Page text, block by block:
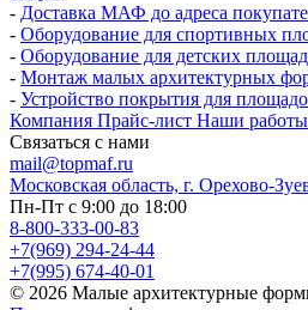
- Доставка МАФ до адреса
- Оборудование для спортивных
- Оборудование для детских
- Монтаж малых архитектурных
- Устройство покрытия для
Компания Прайс-лист Наши работы
Связаться с нами
mail@topmaf.ru
Московская область, г. Орехово-
Пн-Пт с 9:00 до 18:00
8-800-333-00-83
+7(969) 294-24-44
+7(995) 674-40-01
© 2026 Малые архитектурные